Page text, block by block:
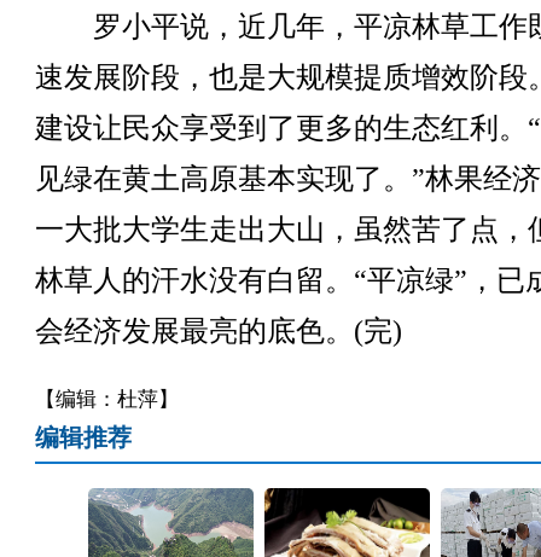
罗小平说，近几年，平凉林草工作
速发展阶段，也是大规模提质增效阶段
建设让民众享受到了更多的生态红利。
见绿在黄土高原基本实现了。”林果经
一大批大学生走出大山，虽然苦了点，
林草人的汗水没有白留。“平凉绿”，已
会经济发展最亮的底色。(完)
【编辑：杜萍】
编辑推荐